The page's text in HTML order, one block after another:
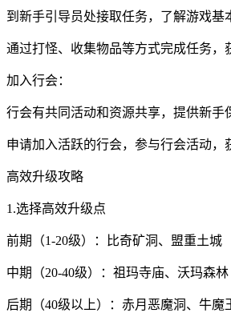
到新手引导员处接取任务，了解游戏基
通过打怪、收集物品等方式完成任务，
加入行会：
行会有共同活动和资源共享，提供新手
申请加入活跃的行会，参与行会活动，
高效升级攻略
1.选择高效升级点
前期（1-20级）：比奇矿洞、盟重土城
中期（20-40级）：祖玛寺庙、沃玛森林
后期（40级以上）：赤月恶魔洞、牛魔